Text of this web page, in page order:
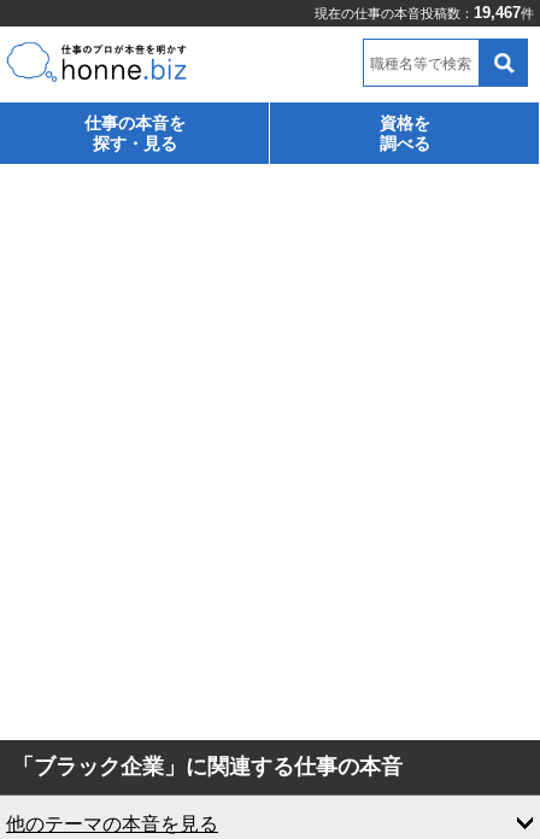
現在の仕事の本音投稿数： 19,467件
職種名等で検索
仕事の本音を
探す・見る
資格を
調べる
「ブラック企業」に関連する仕事の本音
他のテーマの本音を見る